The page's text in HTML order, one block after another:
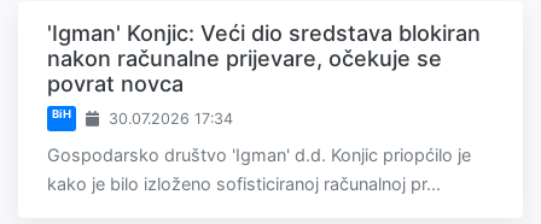
'Igman' Konjic: Veći dio sredstava blokiran
nakon računalne prijevare, očekuje se
povrat novca
BiH 30.07.2026 17:34
Gospodarsko društvo 'Igman' d.d. Konjic priopćilo je
kako je bilo izloženo sofisticiranoj računalnoj pr...